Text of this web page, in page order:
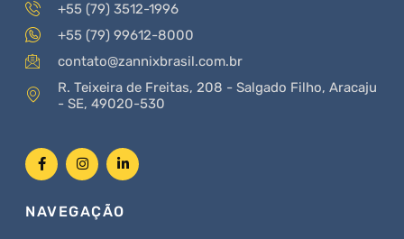
+55 (79) 3512-1996
+55 (79) 99612-8000
contato@zannixbrasil.com.br
R. Teixeira de Freitas, 208 - Salgado Filho, Aracaju
- SE, 49020-530
NAVEGAÇÃO